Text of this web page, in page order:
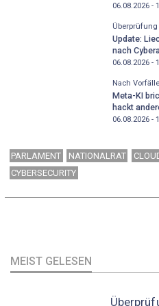
06.08.2026 -
Update:
nach
06.08.2026 -
Nach
Meta-KI
hackt
06.08.2026 -
PARLAMENT NATIONALRAT
CYBERSECURITY
MEIST GELESEN